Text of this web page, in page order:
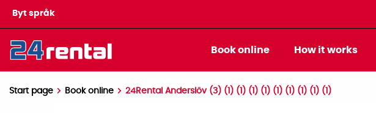
Byt språk
Book online How it works
Start page Book online 24Rental Anderslöv (3) (1) (1) (1) (1) (1) (1) (1) (1) (1)